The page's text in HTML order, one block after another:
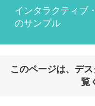
インタラクティブ
のサンプル
このページは、デ
覧